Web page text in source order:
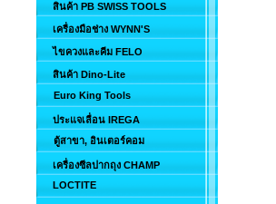
สินค้า PB SWISS TOOLS
เครื่องมือช่าง WYNN'S
ไขควงและคีม FELO
สินค้า Dino-Lite
Euro King Tools
ประแจเลื่อน IREGA
ตู้สาขา, อินเตอร์คอม
เครื่องซีลปากถุง CHAMP
LOCTITE